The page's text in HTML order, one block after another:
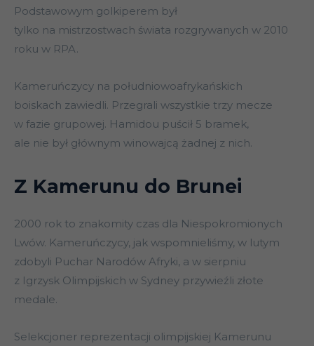
Podstawowym golkiperem był
tylko na mistrzostwach świata rozgrywanych w 2010
roku w RPA.
Kameruńczycy na południowoafrykańskich
boiskach zawiedli. Przegrali wszystkie trzy mecze
w fazie grupowej. Hamidou puścił 5 bramek,
ale nie był głównym winowajcą żadnej z nich.
Z Kamerunu do Brunei
2000 rok to znakomity czas dla Niespokromionych
Lwów. Kameruńczycy, jak wspomnieliśmy, w lutym
zdobyli Puchar Narodów Afryki, a w sierpniu
z Igrzysk Olimpijskich w Sydney przywieźli złote
medale.
Selekcjoner reprezentacji olimpijskiej Kamerunu